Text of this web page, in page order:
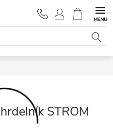
NÁKUPNÍ
KOŠÍK
STROM